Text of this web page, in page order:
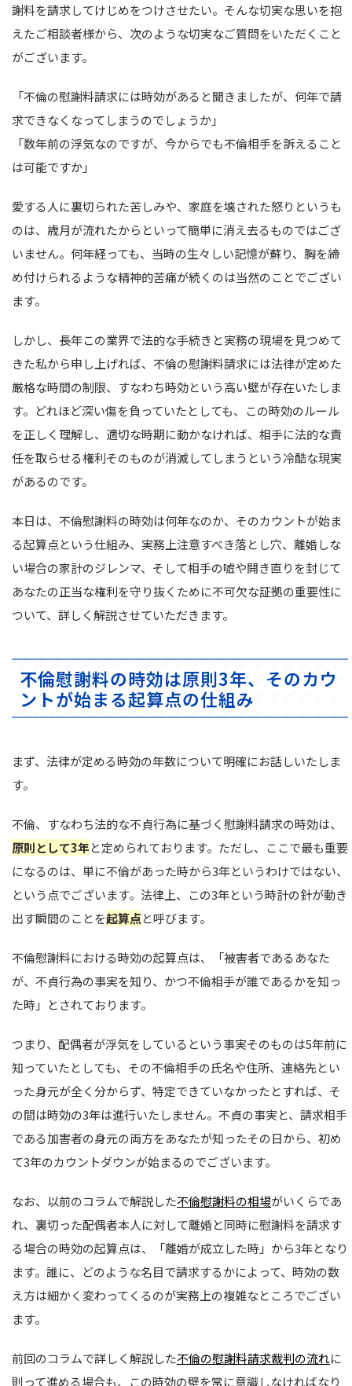
謝料を請求してけじめをつけさせたい。そんな切実な思いを抱
えたご相談者様から、次のような切実なご質問をいただくこと
がございます。
「不倫の慰謝料請求には時効があると聞きましたが、何年で請
求できなくなってしまうのでしょうか」
「数年前の浮気なのですが、今からでも不倫相手を訴えること
は可能ですか」
愛する人に裏切られた苦しみや、家庭を壊された怒りというも
のは、歳月が流れたからといって簡単に消え去るものではござ
いません。何年経っても、当時の生々しい記憶が蘇り、胸を締
め付けられるような精神的苦痛が続くのは当然のことでござい
ます。
しかし、長年この業界で法的な手続きと実務の現場を見つめて
きた私から申し上げれば、不倫の慰謝料請求には法律が定めた
厳格な時間の制限、すなわち時効という高い壁が存在いたしま
す。どれほど深い傷を負っていたとしても、この時効のルール
を正しく理解し、適切な時期に動かなければ、相手に法的な責
任を取らせる権利そのものが消滅してしまうという冷酷な現実
があるのです。
本日は、不倫慰謝料の時効は何年なのか、そのカウントが始ま
る起算点という仕組み、実務上注意すべき落とし穴、離婚しな
い場合の家計のジレンマ、そして相手の嘘や開き直りを封じて
あなたの正当な権利を守り抜くために不可欠な証拠の重要性に
ついて、詳しく解説させていただきます。
不倫慰謝料の時効は原則3年、そのカウ
ントが始まる起算点の仕組み
まず、法律が定める時効の年数について明確にお話しいたしま
す。
不倫、すなわち法的な不貞行為に基づく慰謝料請求の時効は、
原則として3年と定められております。ただし、ここで最も重要
になるのは、単に不倫があった時から3年というわけではない、
という点でございます。法律上、この3年という時計の針が動き
出す瞬間のことを起算点と呼びます。
不倫慰謝料における時効の起算点は、「被害者であるあなた
が、不貞行為の事実を知り、かつ不倫相手が誰であるかを知っ
た時」とされております。
つまり、配偶者が浮気をしているという事実そのものは5年前に
知っていたとしても、その不倫相手の氏名や住所、連絡先とい
った身元が全く分からず、特定できていなかったとすれば、そ
の間は時効の3年は進行いたしません。不貞の事実と、請求相手
である加害者の身元の両方をあなたが知ったその日から、初め
て3年のカウントダウンが始まるのでございます。
なお、以前のコラムで解説した不倫慰謝料の相場がいくらであ
れ、裏切った配偶者本人に対して離婚と同時に慰謝料を請求す
る場合の時効の起算点は、「離婚が成立した時」から3年となり
ます。誰に、どのような名目で請求するかによって、時効の数
え方は細かく変わってくるのが実務上の複雑なところでござい
ます。
前回のコラムで詳しく解説した不倫の慰謝料請求裁判の流れに
則って進める場合も、この時効の壁を常に意識しなければなり